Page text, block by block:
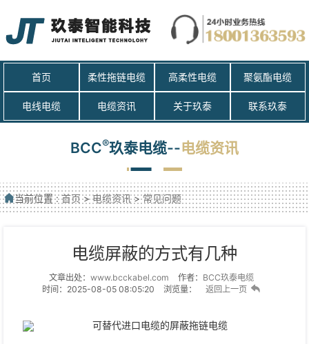
首页 柔性拖链电缆 高柔性电缆 聚氨酯电缆
电线电缆 电缆资讯 关于玖泰 联系玖泰
BCC®玖泰电缆--电缆资讯
当前位置 :首页>电缆资讯>常见问题
电缆屏蔽的方式有几种
文章出处： www.bcckabel.com 作者： BCC玖泰电缆
时间：2025-08-05 08:05:20
浏览量： 返回上一页